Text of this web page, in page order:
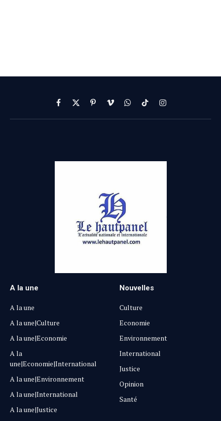
Facebook
X
(Twitter)
PinterestVimeoWhatsApp
TikTokInstagram
A la une
A la une
A la une|Culture
A la une|Economie
A la
une|Economie|International
A la une|Environnement
A la une|International
A la une|Justice
Nouvelles
Culture
Economie
Environnement
International
Justice
Opinion
Santé